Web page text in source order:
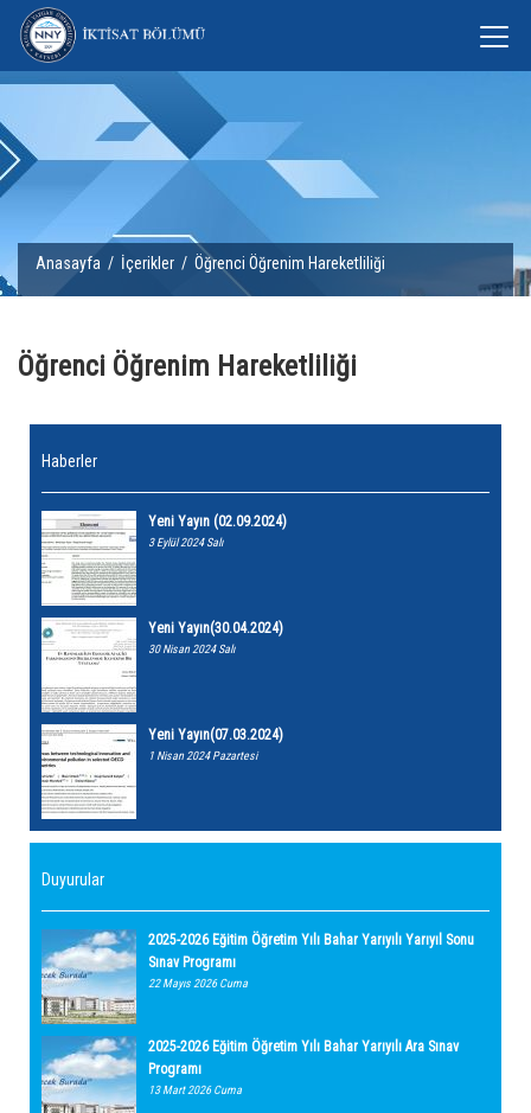
Anasayfa / İçerikler / Öğrenci Öğrenim Hareketliliği
Öğrenci Öğrenim Hareketliliği
Haberler
Yeni Yayın (02.09.2024)
3 Eylül 2024 Salı
Yeni Yayın(30.04.2024)
30 Nisan 2024 Salı
Yeni Yayın(07.03.2024)
1 Nisan 2024 Pazartesi
Duyurular
2025-2026 Eğitim Öğretim Yılı Bahar Yarıyılı Yarıyıl Sonu
Sınav Programı
22 Mayıs 2026 Cuma
2025-2026 Eğitim Öğretim Yılı Bahar Yarıyılı Ara Sınav
Programı
13 Mart 2026 Cuma